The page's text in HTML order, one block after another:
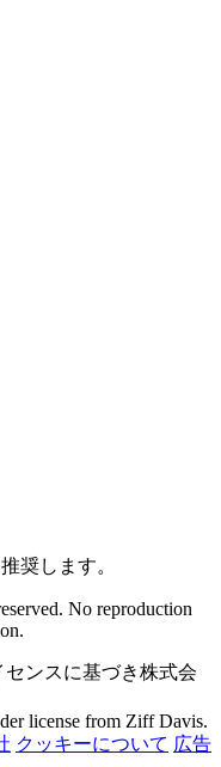
奨します。
No reproduction
センスに基づき株式会
license from Ziff Davis.
クッキーについて 広告